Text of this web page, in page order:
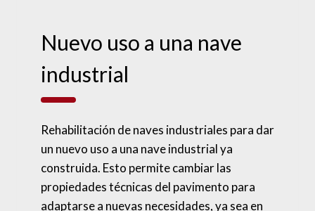
Nuevo uso a una nave
industrial
Rehabilitación de naves industriales para dar
un nuevo uso a una nave industrial ya
construida. Esto permite cambiar las
propiedades técnicas del pavimento para
adaptarse a nuevas necesidades, ya sea en